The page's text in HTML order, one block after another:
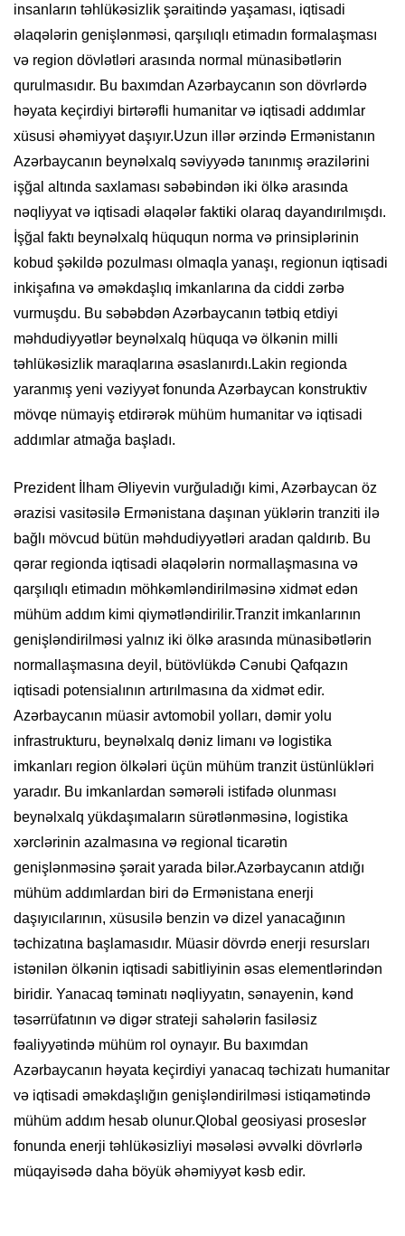
insanların təhlükəsizlik şəraitində yaşaması, iqtisadi
əlaqələrin genişlənməsi, qarşılıqlı etimadın formalaşması
və region dövlətləri arasında normal münasibətlərin
qurulmasıdır. Bu baxımdan Azərbaycanın son dövrlərdə
həyata keçirdiyi birtərəfli humanitar və iqtisadi addımlar
xüsusi əhəmiyyət daşıyır.Uzun illər ərzində Ermənistanın
Azərbaycanın beynəlxalq səviyyədə tanınmış ərazilərini
işğal altında saxlaması səbəbindən iki ölkə arasında
nəqliyyat və iqtisadi əlaqələr faktiki olaraq dayandırılmışdı.
İşğal faktı beynəlxalq hüququn norma və prinsiplərinin
kobud şəkildə pozulması olmaqla yanaşı, regionun iqtisadi
inkişafına və əməkdaşlıq imkanlarına da ciddi zərbə
vurmuşdu. Bu səbəbdən Azərbaycanın tətbiq etdiyi
məhdudiyyətlər beynəlxalq hüquqa və ölkənin milli
təhlükəsizlik maraqlarına əsaslanırdı.Lakin regionda
yaranmış yeni vəziyyət fonunda Azərbaycan konstruktiv
mövqe nümayiş etdirərək mühüm humanitar və iqtisadi
addımlar atmağa başladı.
Prezident İlham Əliyevin vurğuladığı kimi, Azərbaycan öz
ərazisi vasitəsilə Ermənistana daşınan yüklərin tranziti ilə
bağlı mövcud bütün məhdudiyyətləri aradan qaldırıb. Bu
qərar regionda iqtisadi əlaqələrin normallaşmasına və
qarşılıqlı etimadın möhkəmləndirilməsinə xidmət edən
mühüm addım kimi qiymətləndirilir.Tranzit imkanlarının
genişləndirilməsi yalnız iki ölkə arasında münasibətlərin
normallaşmasına deyil, bütövlükdə Cənubi Qafqazın
iqtisadi potensialının artırılmasına da xidmət edir.
Azərbaycanın müasir avtomobil yolları, dəmir yolu
infrastrukturu, beynəlxalq dəniz limanı və logistika
imkanları region ölkələri üçün mühüm tranzit üstünlükləri
yaradır. Bu imkanlardan səmərəli istifadə olunması
beynəlxalq yükdaşımaların sürətlənməsinə, logistika
xərclərinin azalmasına və regional ticarətin
genişlənməsinə şərait yarada bilər.Azərbaycanın atdığı
mühüm addımlardan biri də Ermənistana enerji
daşıyıcılarının, xüsusilə benzin və dizel yanacağının
təchizatına başlamasıdır. Müasir dövrdə enerji resursları
istənilən ölkənin iqtisadi sabitliyinin əsas elementlərindən
biridir. Yanacaq təminatı nəqliyyatın, sənayenin, kənd
təsərrüfatının və digər strateji sahələrin fasiləsiz
fəaliyyətində mühüm rol oynayır. Bu baxımdan
Azərbaycanın həyata keçirdiyi yanacaq təchizatı humanitar
və iqtisadi əməkdaşlığın genişləndirilməsi istiqamətində
mühüm addım hesab olunur.Qlobal geosiyasi proseslər
fonunda enerji təhlükəsizliyi məsələsi əvvəlki dövrlərlə
müqayisədə daha böyük əhəmiyyət kəsb edir.